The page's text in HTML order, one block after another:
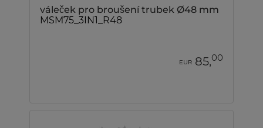
váleček pro broušení trubek Ø48 mm
MSM75_3IN1_R48
EUR 85,00